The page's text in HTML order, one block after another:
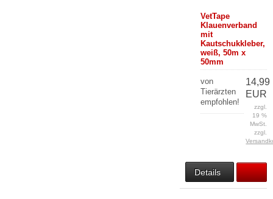
VetTape
Klauenverband
mit
Kautschukkleber,
weiß, 50m x
50mm
von
Tierärzten
empfohlen!
14,99
EUR
zzgl.
19 %
MwSt.
zzgl.
Details